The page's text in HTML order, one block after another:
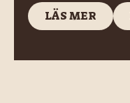
LÄS MER
LÄS MER